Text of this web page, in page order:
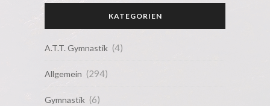
KATEGORIEN
A.T.T. Gymnastik (4)
Allgemein (294)
Gymnastik (6)